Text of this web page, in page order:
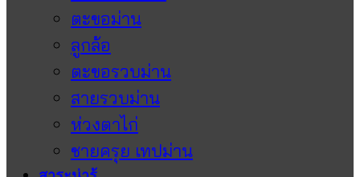
ตะขอม่าน
ลูกล้อ
ตะขอรวบม่าน
สายรวบม่าน
ห่วงตาไก่
ชายครุย เทปม่าน